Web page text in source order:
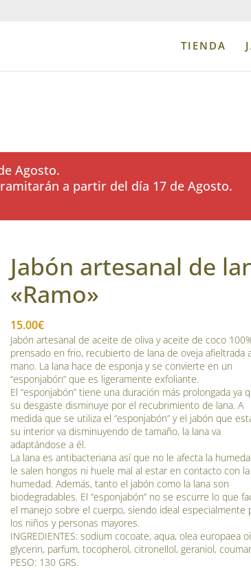
TIENDA
Agosto.
a partir del día 17 de Agosto.
Jabón artesanal de
«Ramo»
15.00€
Jabón artesanal de aceite de oliva y aceite de coco
prensado en frio, recubierto de lana de oveja afieltrada
mano. La lana hace de esponja y se convierte en un
“esponjabón” que es ligeramente exfoliante.
El “esponjabón” tiene una duración más prolongada ya
su desgaste disminuye por el recubrimiento de lana. A
medida que se utiliza el “esponjabón” y el jabón que
su interior va disminuyendo de tamaño, la lana va
adaptándose a él.
La lana es antibacteriana así que no le afecta la
le salen hongos ni huele mal al estar en contacto con la
humedad. Además, tanto el jabón como la lana son
biodegradables. El “esponjabón” no se escurre lo que
el manejo sobre el cuerpo, siendo ideal especialmente
los niños y personas mayores.
INGREDIENTES: sodium cocoate, aqua, olea europaea
glycerin, parfum, tocopherol, citronellol, geraniol,
PESO: 130 GRS.